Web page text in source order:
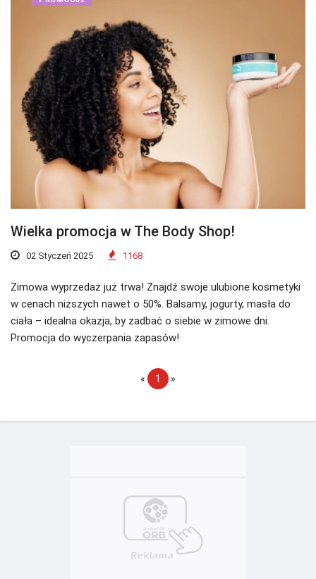
Wielka promocja w The Body Shop!
02 Styczeń 2025 1168
Zimowa wyprzedaż już trwa! Znajdź swoje ulubione kosmetyki
w cenach niższych nawet o 50%. Balsamy, jogurty, masła do
ciała – idealna okazja, by zadbać o siebie w zimowe dni.
Promocja do wyczerpania zapasów!
« 1 »